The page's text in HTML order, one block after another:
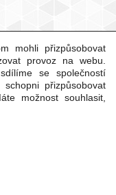
mohli přizpůsobovat
provoz na webu.
se společností
přizpůsobovat
možnost souhlasit,